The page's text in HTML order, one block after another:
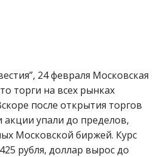
24 февраля Московская
торги на всех рынках
после открытия торгов
акции упали до пределов,
Московской биржей. Курс
рубля, доллар вырос до